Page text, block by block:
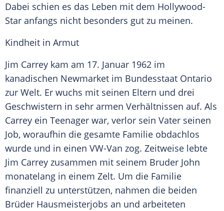
Dabei schien es das Leben mit dem Hollywood-
Star anfangs nicht besonders gut zu meinen.
Kindheit in Armut
Jim Carrey kam am 17. Januar 1962 im
kanadischen Newmarket im Bundesstaat Ontario
zur Welt. Er wuchs mit seinen Eltern und drei
Geschwistern in sehr armen Verhältnissen auf. Als
Carrey ein Teenager war, verlor sein Vater seinen
Job, woraufhin die gesamte Familie obdachlos
wurde und in einen VW-Van zog. Zeitweise lebte
Jim Carrey zusammen mit seinem Bruder John
monatelang in einem Zelt. Um die Familie
finanziell zu unterstützen, nahmen die beiden
Brüder Hausmeisterjobs an und arbeiteten